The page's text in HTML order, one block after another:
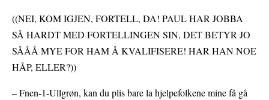
((NEI, KOM IGJEN, FORTELL, DA! PAUL HAR JOBBA
SÅ HARDT MED FORTELLINGEN SIN, DET BETYR JO
SÅÅÅ MYE FOR HAM Å KVALIFISERE! HAR HAN NOE
HÅP, ELLER?))
– Fnen-1-Ullgrøn, kan du plis bare la hjelpefolkene mine få gå